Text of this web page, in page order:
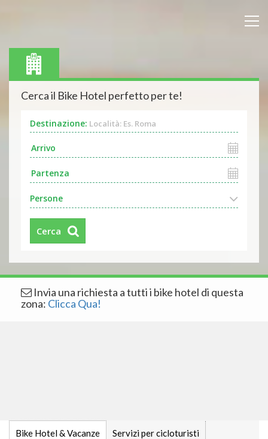
Cerca il Bike Hotel perfetto per te!
Destinazione: Località: Es. Roma
Persone
Cerca
Invia una richiesta a tutti i bike hotel di questa
zona: Clicca Qua!
Bike Hotel & Vacanze Servizi per cicloturisti